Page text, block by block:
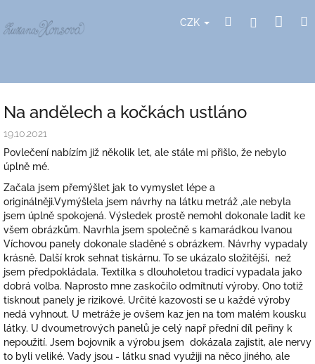
na
obsah
CZK HledatPřihlášení
Na andělech a kočkách ustláno
19.10.2021
Povlečení nabízím již několik let, ale stále mi přišlo, že nebylo
úplně mé.
Začala jsem přemýšlet jak to vymyslet lépe a
originálněji.Vymýšlela jsem návrhy na látku metráž ,ale nebyla
jsem úplně spokojená. Výsledek prostě nemohl dokonale ladit ke
všem obrázkům. Navrhla jsem společně s kamarádkou Ivanou
Víchovou panely dokonale sladěné s obrázkem. Návrhy vypadaly
krásně. Další krok sehnat tiskárnu. To se ukázalo složitější, než
jsem předpokládala. Textilka s dlouholetou tradicí vypadala jako
dobrá volba. Naprosto mne zaskočilo odmítnutí výroby. Ono totiž
tisknout panely je rizikové. Určité kazovosti se u každé výroby
nedá vyhnout. U metráže je ovšem kaz jen na tom malém kousku
látky. U dvoumetrových panelů je celý např přední díl peřiny k
nepoužití. Jsem bojovník a výrobu jsem dokázala zajistit, ale nervy
to byli veliké. Vady jsou - látku snad využiji na něco jiného, ale